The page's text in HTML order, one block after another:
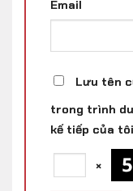
Email
Lưu tên
trong trình
kế tiếp của
×